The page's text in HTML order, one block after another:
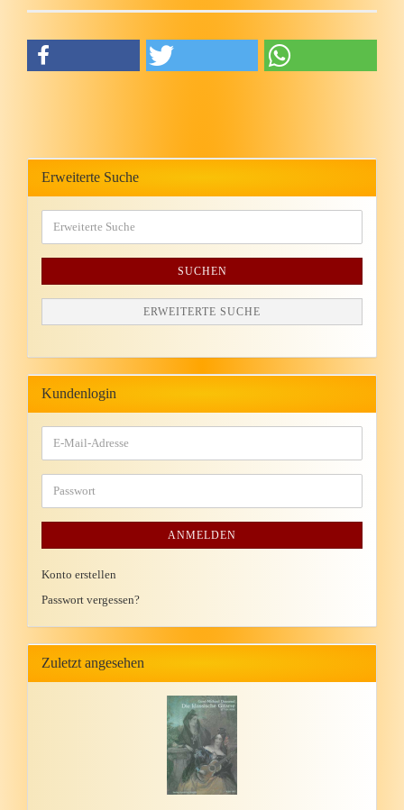
Erweiterte Suche
SUCHEN
ERWEITERTE SUCHE
Kundenlogin
ANMELDEN
Konto erstellen
Passwort vergessen?
Zuletzt angesehen